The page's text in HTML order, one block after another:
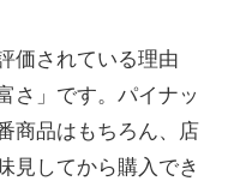
価されている理由
さ」です。パイナッ
商品はもちろん、店
見してから購入でき